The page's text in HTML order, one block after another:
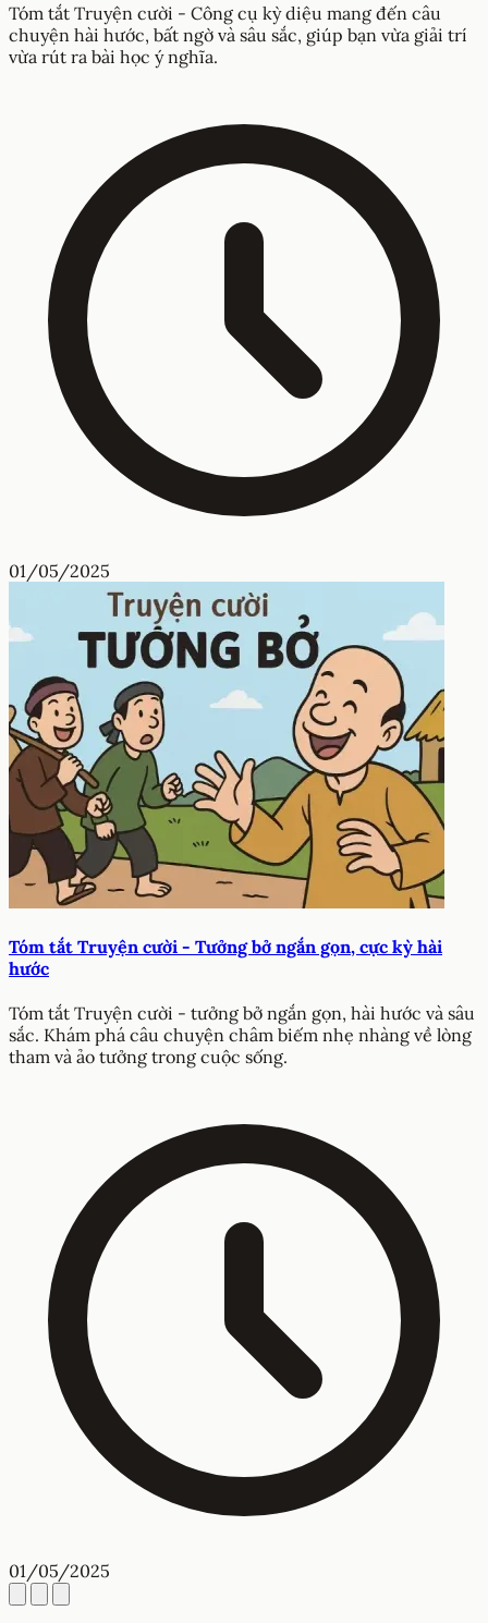
Tóm tắt Truyện cười - Công cụ kỳ diệu mang đến câu
chuyện hài hước, bất ngờ và sâu sắc, giúp bạn vừa giải trí
vừa rút ra bài học ý nghĩa.
01/05/2025
Tóm tắt Truyện cười - Tưởng bở ngắn gọn, cực kỳ hài
hước
Tóm tắt Truyện cười - tưởng bở ngắn gọn, hài hước và sâu
sắc. Khám phá câu chuyện châm biếm nhẹ nhàng về lòng
tham và ảo tưởng trong cuộc sống.
01/05/2025